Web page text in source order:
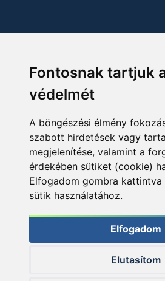
Fontosnak tartjuk
védelmét
A böngészési élmény
szabott hirdetések vagy
megjelenítése, valamint a
érdekében sütiket (cookie)
Elfogadom gombra kattintva
sütik használatához.
Elfogadom
Elutasítom